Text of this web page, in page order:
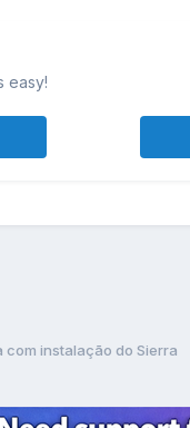
easy!
com instalação do Sierra